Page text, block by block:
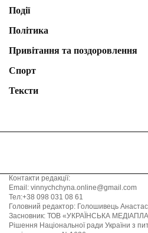
Події
Політика
Привітання та поздоровлення
Спорт
Тексти
Контакти редакції:
Email: vinnychchyna.online@gmail.com
Тел:+38 098 031 08 61
Головний редактор: Голошивець
Засновник: ТОВ «УКРАЇНСЬКА
Рішення Національної ради України з